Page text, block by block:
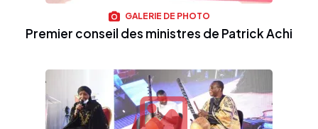
GALERIE DE PHOTO
Premier conseil des ministres de Patrick Achi